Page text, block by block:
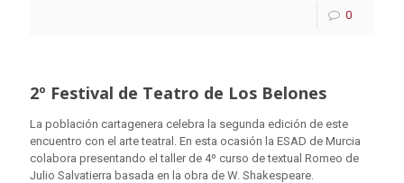
0
2º Festival de Teatro de Los Belones
La población cartagenera celebra la segunda edición de este
encuentro con el arte teatral. En esta ocasión la ESAD de Murcia
colabora presentando el taller de 4º curso de textual Romeo de
Julio Salvatierra basada en la obra de W. Shakespeare.